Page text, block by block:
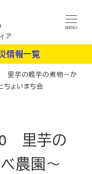
ア
MENU
情報一覧
里芋の親芋の煮物～か
ょいまち会
里芋の
農園～